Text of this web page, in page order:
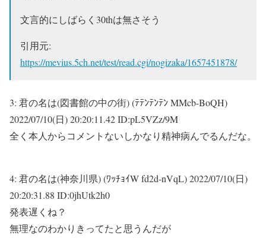
文言的にしばらく30thは無さそう
引用元:
https://mevius.5ch.net/test/read.cgi/nogizaka/1657451878/
3: 君の名は(図書館の中の街) (ﾃﾃﾝﾃﾝﾃﾝ MMcb-BoQH)
2022/07/10(日) 20:20:11.42 ID:pL5VZz/9M
全く本人からコメントないしかなり精神病んでるんだな。
4: 君の名は(神奈川県) (ﾜｯﾁｮｲW fd2d-nVqL)2022/07/10(日)
20:20:31.88 ID:0jhUtk2h0
発表遅くね？
無理なのわかりきってたと思うんだが